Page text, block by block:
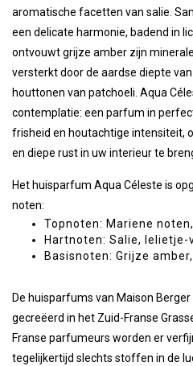
aromatische facetten van salie.
een delicate harmonie, badend in
ontvouwt grijze amber zijn
versterkt door de aardse diepte
houttonen van patchoeli. Aqua
contemplatie: een parfum in
frisheid en houtachtige intensiteit,
en diepe rust in uw interieur te
Het huisparfum Aqua Céleste is
noten:
Topnoten: Mariene
Hartnoten: Salie, lelietje-
Basisnoten: Grijze
De huisparfums van Maison
gecreëerd in het Zuid-Franse
Franse parfumeurs worden er
tegelijkertijd slechts stoffen in de